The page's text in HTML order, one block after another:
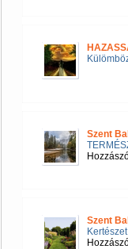
Szent
Szent